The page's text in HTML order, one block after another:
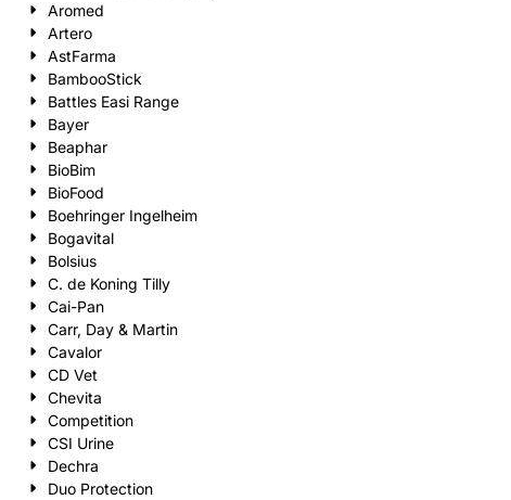
Aromed
Artero
AstFarma
BambooStick
Battles Easi Range
Bayer
Beaphar
BioBim
BioFood
Boehringer Ingelheim
Bogavital
Bolsius
C. de Koning Tilly
Cai-Pan
Carr, Day & Martin
Cavalor
CD Vet
Chevita
Competition
CSI Urine
Dechra
Duo Protection